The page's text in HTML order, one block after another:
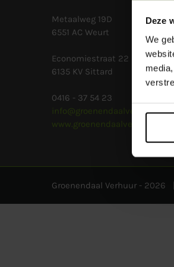
Deze
We
Metaalweg 19D
6551 AC Weurt
Economiestraat 22
6135 KV Sittard
0416 - 37 54 23
info@groenendaalverhuur.nl
www.groenendaalverhuur.nl
Groenendaal Verhuur - 2026